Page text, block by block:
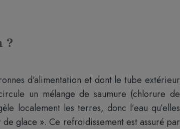
?
d’alimentation et dont le tube extérieur
un mélange de saumure (chlorure de
localement les terres, donc l’eau qu’elles
glace ». Ce refroidissement est assuré par